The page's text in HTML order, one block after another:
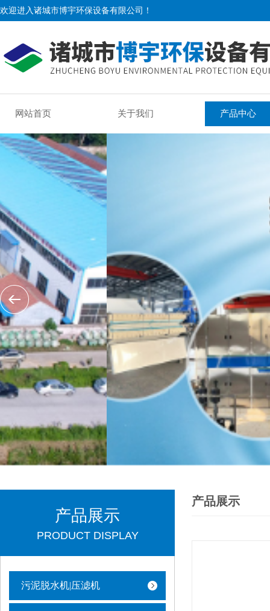
欢迎进入诸城市博宇环保设备有限公司！
网站首页 关于我们 产品中心
产品展示
PRODUCT DISPLAY
污泥脱水机|压滤机
产品展示